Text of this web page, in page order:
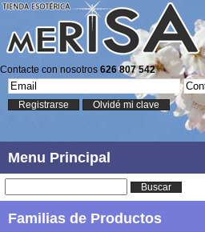
Contacte con nosotros 626 807 542
Registrarse
Olvidé mi clave
Menu Principal
Buscar
Familias de Productos